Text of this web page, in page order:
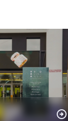
arrow_circle_right